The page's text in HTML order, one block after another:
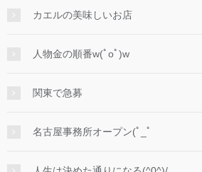
カエルの美味しいお店
人物金の順番w(ﾟoﾟ)w
関東で急募
名古屋事務所オープン(ﾟ_ﾟ